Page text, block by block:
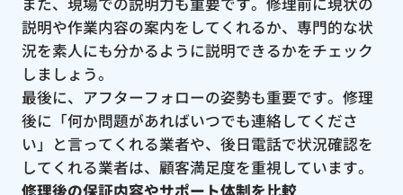
説明や作業内容の案内をしてくれるか、専門的な状
況を素人にも分かるように説明できるかをチェック
しましょう。
最後に、アフターフォローの姿勢も重要です。修理
後に「何か問題があればいつでも連絡してくださ
い」と言ってくれる業者や、後日電話で状況確認を
してくれる業者は、顧客満足度を重視しています。
修理後の保証内容やサポート体制を比較